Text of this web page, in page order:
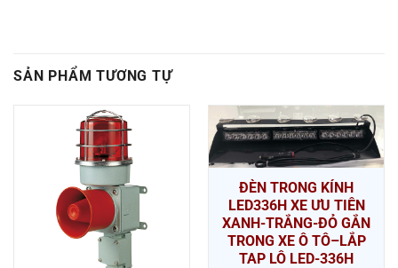
SẢN PHẨM TƯƠNG TỰ
ĐÈN TRONG KÍNH
LED336H XE ƯU TIÊN
XANH-TRẮNG-ĐỎ GẮN
TRONG XE Ô TÔ–LẮP
TAP LÔ LED-336H